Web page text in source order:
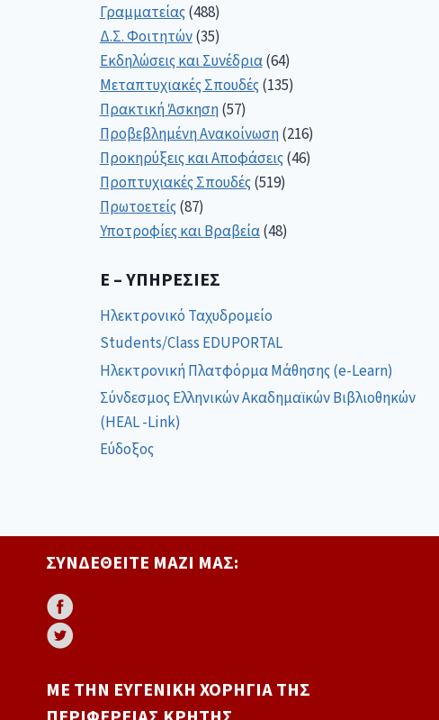
Γραμματείας(488)
Δ.Σ. Φοιτητών(35)
Εκδηλώσεις και Συνέδρια(64)
Μεταπτυχιακές Σπουδές(135)
Πρακτική Άσκηση(57)
Προβεβλημένη Ανακοίνωση(216)
Προκηρύξεις και Αποφάσεις(46)
Προπτυχιακές Σπουδές(519)
Πρωτοετείς(87)
Υποτροφίες και Βραβεία(48)
E – ΥΠΗΡΕΣΊΕΣ
Ηλεκτρονικό Ταχυδρομείο
Students/Class EDUPORTAL
Ηλεκτρονική Πλατφόρμα Μάθησης (e-Learn)
Σύνδεσμος Ελληνικών Ακαδημαϊκών Βιβλιοθηκών
(HEAL -Link)
Εύδοξος
ΣΥΝΔΕΘΕΊΤΕ ΜΑΖΊ ΜΑΣ:
ΜΕ ΤΗΝ ΕΥΓΕΝΙΚΉ ΧΟΡΗΓΊΑ ΤΗΣ